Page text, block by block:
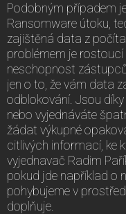
Podobným případem
Ransomware útoku,
zajištěná data z
problémem je
neschopnost
jen o to, že vám data
odblokování. Jsou
nebo vyjednáváte
žádat výkupné
citlivých informací, ke
vyjednavač Radim
pokud jde například o
pohybujeme v
doplňuje.